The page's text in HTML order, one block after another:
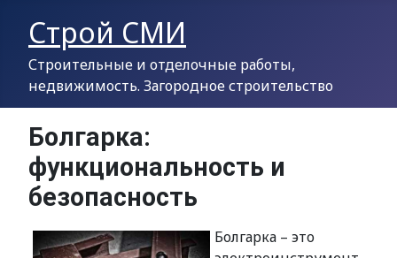
Строй СМИ
Строительные и отделочные работы,
недвижимость. Загородное строительство
Болгарка:
функциональность и
безопасность
Болгарка – это